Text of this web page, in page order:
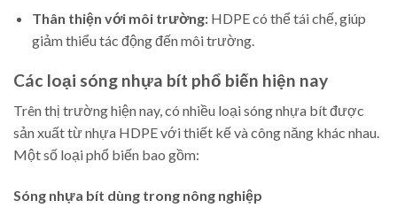
Thân thiện với môi trường:HDPE có thể tái chế, giúp
giảm thiểu tác động đến môi trường.
Các loại sóng nhựa bít phổ biến hiện nay
Trên thị trường hiện nay, có nhiều loại sóng nhựa bít được
sản xuất từ nhựa HDPE với thiết kế và công năng khác nhau.
Một số loại phổ biến bao gồm:
Sóng nhựa bít dùng trong nông nghiệp